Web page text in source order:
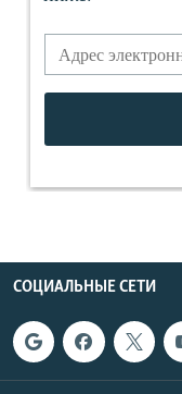
СОЦИАЛЬНЫЕ СЕТИ